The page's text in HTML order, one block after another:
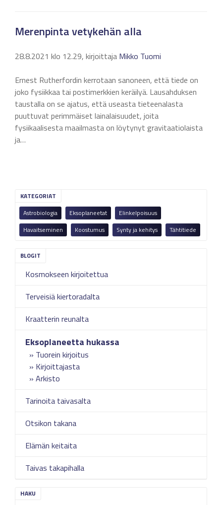
KATEGORIAT
Astrobiologia
Eksoplaneetat
Elinkelpoisuus
Havaitseminen
Koostumus Synty ja kehitys Tähtitiede
Kosmokseen kirjoitettua
Terveisiä kiertoradalta
Kraatterin reunalta
Eksoplaneetta hukassa
Tuorein kirjoitus
Kirjoittajasta
Arkisto
Tarinoita taivasalta
Otsikon takana
Elämän keitaita
Taivas takapihalla
HAKU
Merenpinta vetykehän alla
28.8.2021 klo 12.29, kirjoittaja Mikko Tuomi
Ernest Rutherfordin kerrotaan sanoneen, että tiede on
joko fysiikkaa tai postimerkkien keräilyä. Lausahduksen
taustalla on se ajatus, että useasta tieteenalasta
puuttuvat perimmäiset lainalaisuudet, joita
fysiikaalisesta maailmasta on löytynyt gravitaatiolaista
ja…